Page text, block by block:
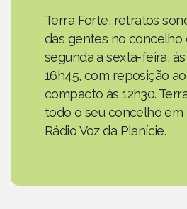
Terra Forte, retratos
das gentes no concelho
segunda a sexta-feira, às
16h45, com reposição
compacto às 12h30.
todo o seu concelho em
Rádio Voz da Planície.